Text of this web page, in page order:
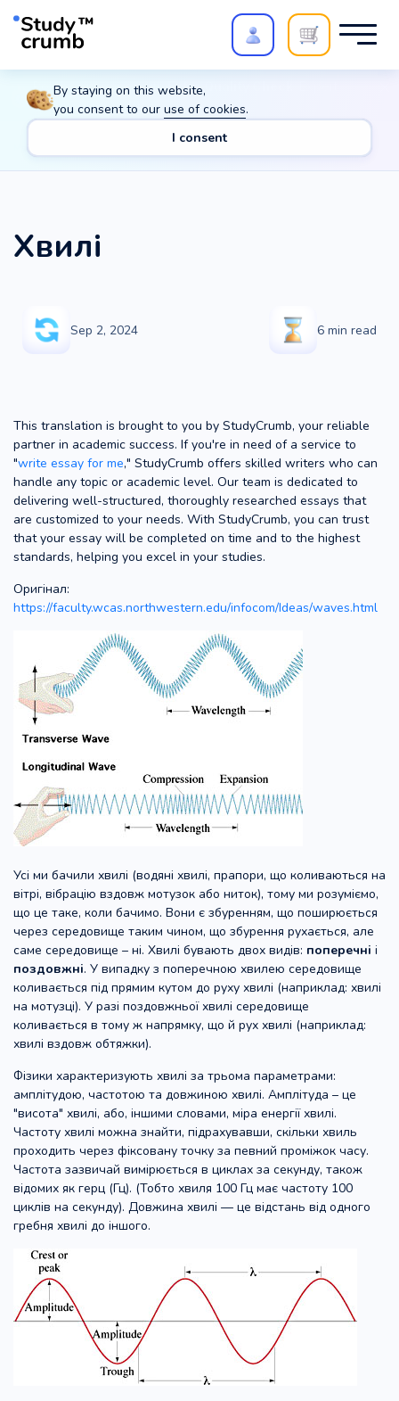
Polish your paper withExtra Quality Check
review,20%→ 10%
Main
Хвилі
Sep 2, 2024 6 min read
This translation is brought to you by StudyCrumb, your reliable
partner in academic success. If you're in need of a service to
"write essay for me," StudyCrumb offers skilled writers who can
handle any topic or academic level. Our team is dedicated to
delivering well-structured, thoroughly researched essays that
are customized to your needs. With StudyCrumb, you can trust
that your essay will be completed on time and to the highest
standards, helping you excel in your studies.
Оригінал:
https://faculty.wcas.northwestern.edu/infocom/Ideas/waves.html
Усі ми бачили хвилі (водяні хвилі, прапори, що коливаються на
вітрі, вібрацію вздовж мотузок або ниток), тому ми розуміємо,
що це таке, коли бачимо. Вони є збуренням, що поширюється
через середовище таким чином, що збурення рухається, але
саме середовище – ні. Хвилі бувають двох видів: поперечні і
поздовжні. У випадку з поперечною хвилею середовище
коливається під прямим кутом до руху хвилі (наприклад: хвилі
на мотузці). У разі поздовжньої хвилі середовище
коливається в тому ж напрямку, що й рух хвилі (наприклад:
хвилі вздовж обтяжки).
Фізики характеризують хвилі за трьома параметрами:
амплітудою, частотою та довжиною хвилі. Амплітуда – це
"висота" хвилі, або, іншими словами, міра енергії хвилі.
Частоту хвилі можна знайти, підрахувавши, скільки хвиль
проходить через фіксовану точку за певний проміжок часу.
Частота зазвичай вимірюється в циклах за секунду, також
відомих як герц (Гц). (Тобто хвиля 100 Гц має частоту 100
циклів на секунду). Довжина хвилі — це відстань від одного
гребня хвилі до іншого.
By staying on this website,
you consent to our use of cookies.
I consent